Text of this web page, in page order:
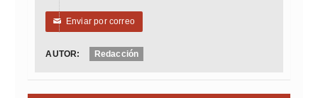
✉ Enviar por correo
AUTOR: Redacción